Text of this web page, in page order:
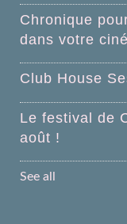
Chronique
dans votre
Club House
Le festival de
août !
See all